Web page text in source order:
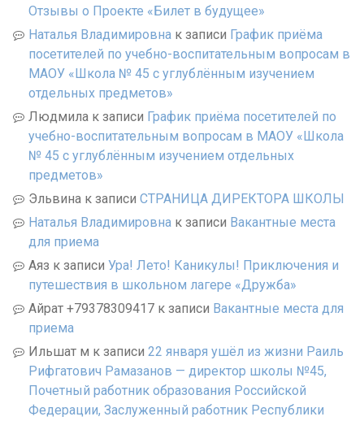
Отзывы о Проекте «Билет в будущее»
Наталья Владимировна к записи График приёма
посетителей по учебно-воспитательным вопросам в
МАОУ «Школа № 45 с углублённым изучением
отдельных предметов»
Людмила к записи График приёма посетителей по
учебно-воспитательным вопросам в МАОУ «Школа
№ 45 с углублённым изучением отдельных
предметов»
Эльвина к записи СТРАНИЦА ДИРЕКТОРА ШКОЛЫ
Наталья Владимировна к записи Вакантные места
для приема
Аяз к записи Ура! Лето! Каникулы! Приключения и
путешествия в школьном лагере «Дружба»
Айрат +79378309417 к записи Вакантные места для
приема
Ильшат м к записи 22 января ушёл из жизни Раиль
Рифгатович Рамазанов — директор школы №45,
Почетный работник образования Российской
Федерации, Заслуженный работник Республики